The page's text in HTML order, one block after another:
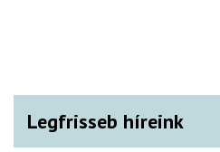
Legfrisseb híreink